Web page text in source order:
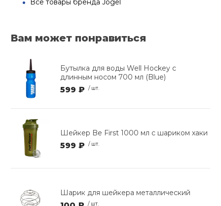
Все товары бренда Jogel
Вам может понравиться
Бутылка для воды Well Hockey с
длинным носом 700 мл (Blue)
599 ₽ / шт.
Шейкер Be First 1000 мл с шариком хаки
599 ₽ / шт.
Шарик для шейкера металлический
/ шт.